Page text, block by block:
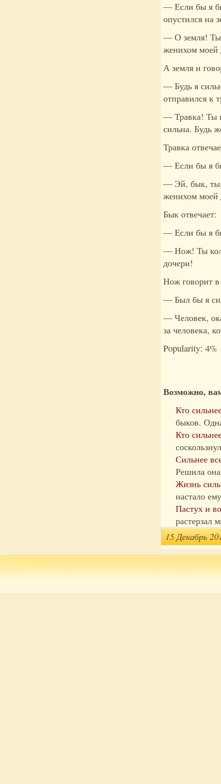
— Если бы я
опустился на
— О земля! Ты
женихом моей
А земля и
— Будь я
отправился к
— Травка! Ты
сильна. Будь
Травка
— Если бы я
— Эй, бык, ты,
женихом моей
Бык отвечает:
— Если бы я
— Нож! Ты
дочери!
Нож говорит в
— Был бы я
— Человек,
за человека,
Popularity: 4%
Возможно,
Кто
быков.
Кто
Сильнее
Решила
Жизнь
настало
Пастух и
растерзал
15 Декабрь